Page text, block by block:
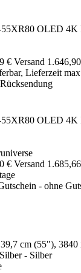
OLED 4K
€ Versand
Lieferzeit
OLED 4K
€ Versand
- ohne
cm (55"),
- Silber